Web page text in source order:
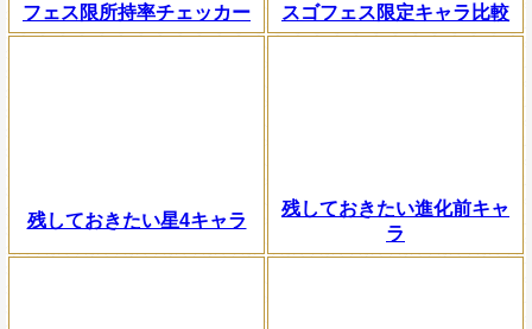
フェス限所持率チェッカー スゴフェス限定キャラ比較
残しておきたい星4キャラ
残しておきたい進化前キャ
ラ